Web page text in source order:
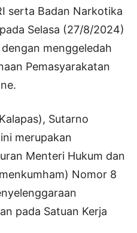
serta Badan Narkotika
Selasa (27/8/2024)
menggeledah
Pemasyarakatan
Sutarno
merupakan
Menteri Hukum dan
Nomor 8
pada Satuan Kerja